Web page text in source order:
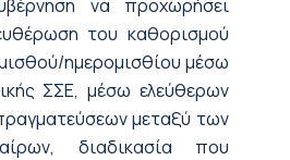
να προχωρήσει
του καθορισμού
ημερομισθίου μέσω
ΣΣΕ, μέσω ελεύθερων
μεταξύ των
διαδικασία που